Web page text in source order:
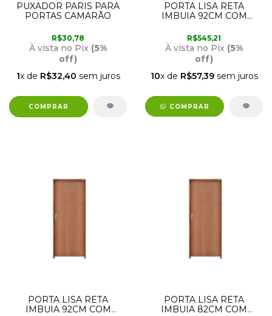
PUXADOR PARIS PARA
PORTAS CAMARÃO
R$30,78
À vista no Pix (5%
off)
1x de R$32,40 sem juros
PORTA LISA RETA
IMBUIA 92CM COM
ESQUERDA RODAM
R$545,21
À vista no Pix (5%
off)
10x de R$57,39sem juros
COMPRAR
PORTA LISA RETA
IMBUIA 92CM COM
PORTA LISA RETA
IMBUIA 82CM COM